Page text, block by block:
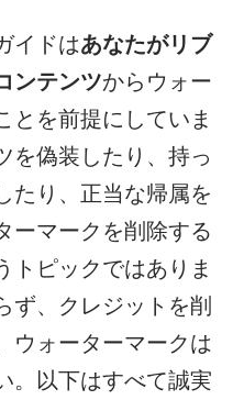
イドはあなたがリブ
ンテンツからウォー
とを前提にしていま
を偽装したり、持っ
たり、正当な帰属を
ーマークを削除する
トピックではありま
ず、クレジットを削
ウォーターマークは
。以下はすべて誠実